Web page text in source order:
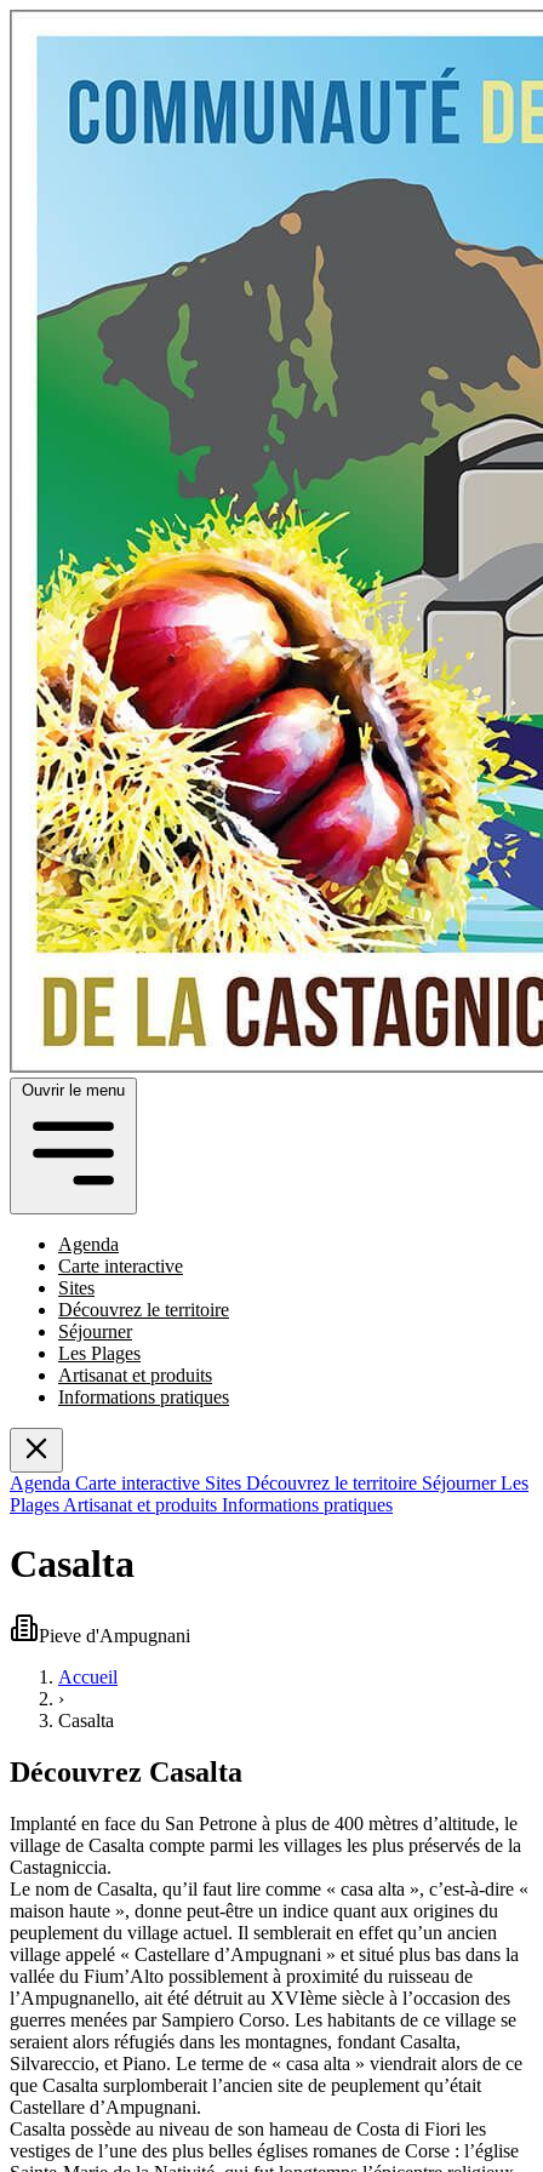
Ouvrir le menu
Agenda
Carte interactive
Sites
Découvrez le territoire
Séjourner
Les Plages
Artisanat et produits
Informations pratiques
Agenda Carte interactive Sites Découvrez le territoire SéjournerLes
Plages Artisanat et produits Informations pratiques
Casalta
Pieve d'Ampugnani
Accueil
›
Casalta
Découvrez Casalta
Implanté en face du San Petrone à plus de 400 mètres d’altitude, le
village de Casalta compte parmi les villages les plus préservés de la
Castagniccia.
Le nom de Casalta, qu’il faut lire comme « casa alta », c’est-à-dire «
maison haute », donne peut-être un indice quant aux origines du
peuplement du village actuel. Il semblerait en effet qu’un ancien
village appelé « Castellare d’Ampugnani » et situé plus bas dans la
vallée du Fium’Alto possiblement à proximité du ruisseau de
l’Ampugnanello, ait été détruit au XVIème siècle à l’occasion des
guerres menées par Sampiero Corso. Les habitants de ce village se
seraient alors réfugiés dans les montagnes, fondant Casalta,
Silvareccio, et Piano. Le terme de « casa alta » viendrait alors de ce
que Casalta surplomberait l’ancien site de peuplement qu’était
Castellare d’Ampugnani.
Casalta possède au niveau de son hameau de Costa di Fiori les
vestiges de l’une des plus belles églises romanes de Corse : l’église